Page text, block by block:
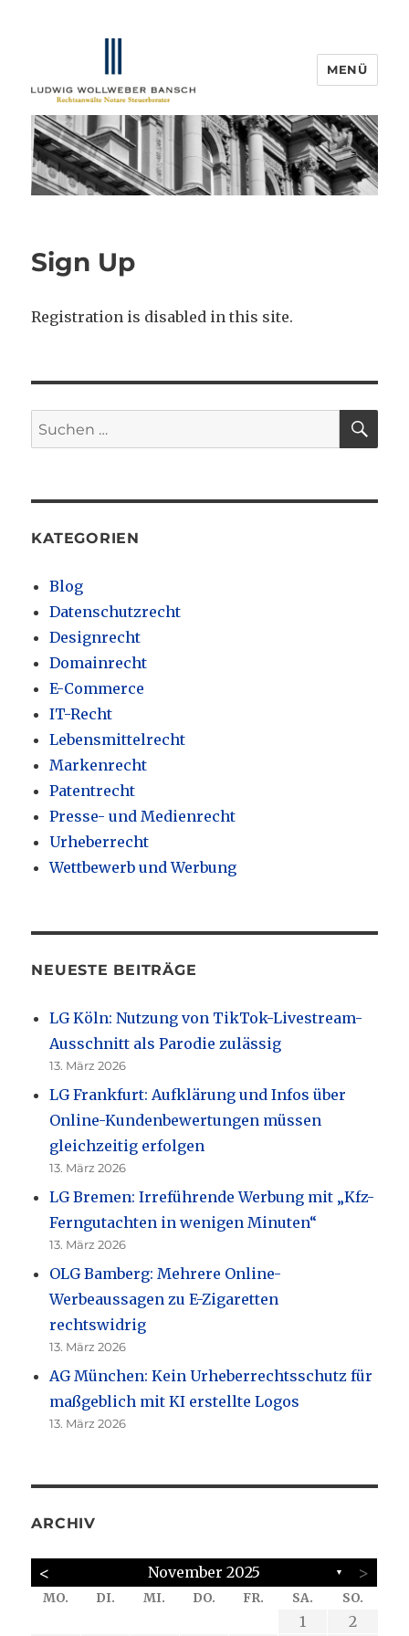
IP-Blogger.de
MENÜ
Sign Up
Registration is disabled in this site.
Suchen
nach:
KATEGORIEN
Blog
Datenschutzrecht
Designrecht
Domainrecht
E-Commerce
IT-Recht
Lebensmittelrecht
Markenrecht
Patentrecht
Presse- und Medienrecht
Urheberrecht
Wettbewerb und Werbung
NEUESTE BEITRÄGE
LG Köln: Nutzung von TikTok-Livestream-
Ausschnitt als Parodie zulässig
13. März 2026
LG Frankfurt: Aufklärung und Infos über
Online-Kundenbewertungen müssen
gleichzeitig erfolgen
13. März 2026
LG Bremen: Irreführende Werbung mit „Kfz-
Ferngutachten in wenigen Minuten“
13. März 2026
OLG Bamberg: Mehrere Online-
Werbeaussagen zu E-Zigaretten
rechtswidrig
13. März 2026
AG München: Kein Urheberrechtsschutz für
maßgeblich mit KI erstellte Logos
13. März 2026
ARCHIV
< November 2025 ▼ >
MO. DI. MI. DO. FR. SA. SO.
1 2